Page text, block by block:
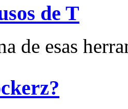
de T
de esas